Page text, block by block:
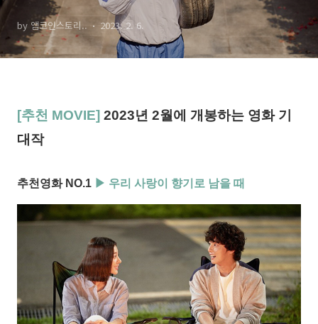
by 앰코인스토리.. 2023. 2. 6.
[추천 MOVIE] 2023년 2월에 개봉하는 영화 기
대작
추천영화 NO.1 ▶ 우리 사랑이 향기로 남을 때